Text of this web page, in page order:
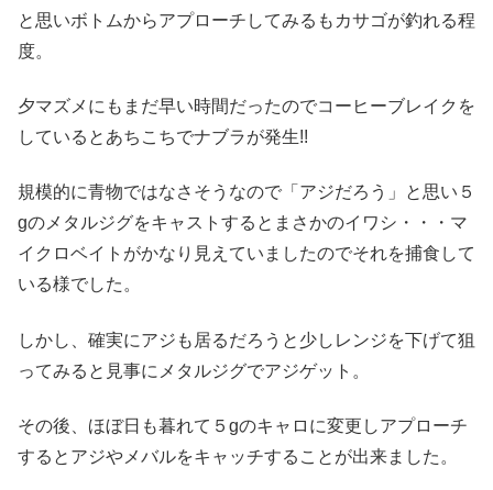
と思いボトムからアプローチしてみるもカサゴが釣れる程
度。
夕マズメにもまだ早い時間だったのでコーヒーブレイクを
しているとあちこちでナブラが発生!!
規模的に青物ではなさそうなので「アジだろう」と思い５
gのメタルジグをキャストするとまさかのイワシ・・・マ
イクロベイトがかなり見えていましたのでそれを捕食して
いる様でした。
しかし、確実にアジも居るだろうと少しレンジを下げて狙
ってみると見事にメタルジグでアジゲット。
その後、ほぼ日も暮れて５gのキャロに変更しアプローチ
するとアジやメバルをキャッチすることが出来ました。